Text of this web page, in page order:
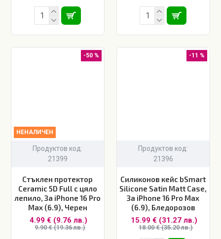
-50 %
НЕНАЛИЧЕН
Продуктов код:
21399
Стъклен протектор
Ceramic 5D Full с цяло
лепило, За iPhone 16 Pro
Max (6.9), Черен
4.99 € (9.76 лв.)
9.90 € (19.36 лв.)
-11 %
Продуктов код:
21396
Силиконов кейс bSmart
Silicone Satin Matt Case,
За iPhone 16 Pro Max
(6.9), Бледорозов
15.99 € (31.27 лв.)
18.00 € (35.20 лв.)